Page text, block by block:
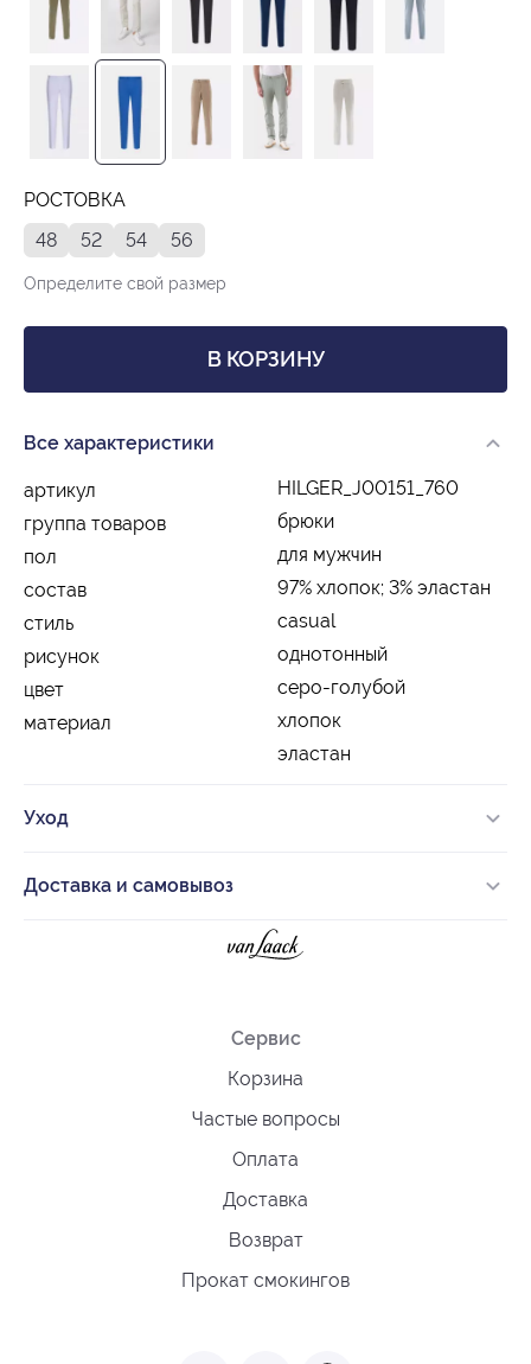
РОСТОВКА
48
52 54 56
Определите свой размер
В КОРЗИНУ
Все характеристики
артикул
HILGER_J00151_760
группа товаров
брюки
пол
для мужчин
состав
97% хлопок; 3% эластан
стиль
casual
рисунок
однотонный
цвет
серо-голубой
материал
хлопок
эластан
Уход
Доставка и самовывоз
Сервис
Корзина
Частые вопросы
Оплата
Доставка
Возврат
Прокат смокингов